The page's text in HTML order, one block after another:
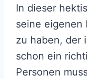
In dieser
seine eigenen
zu haben, der
schon ein
Personen